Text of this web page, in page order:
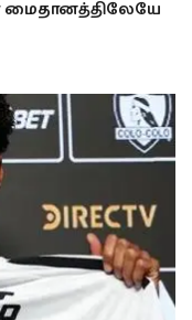
மைதானத்திலேயே